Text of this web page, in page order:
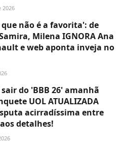
2026
que não é a favorita': de
Milena IGNORA Ana
e web aponta inveja no
do 'BBB 26' amanhã
UOL ATUALIZADA
acirradíssima entre
detalhes!